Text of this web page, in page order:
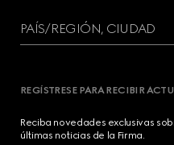
PAÍS/REGIÓN, CIUDAD
REGÍSTRESE PARA RECIBIR
Reciba novedades exclusivas
últimas noticias de la Firma.